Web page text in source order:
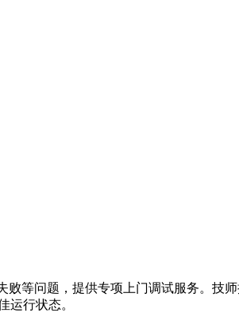
等问题，提供专项上门调试服务。技
运行状态。